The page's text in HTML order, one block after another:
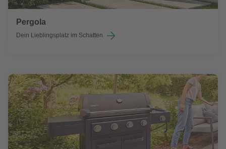
Pergola
Dein Lieblingsplatz im Schatten